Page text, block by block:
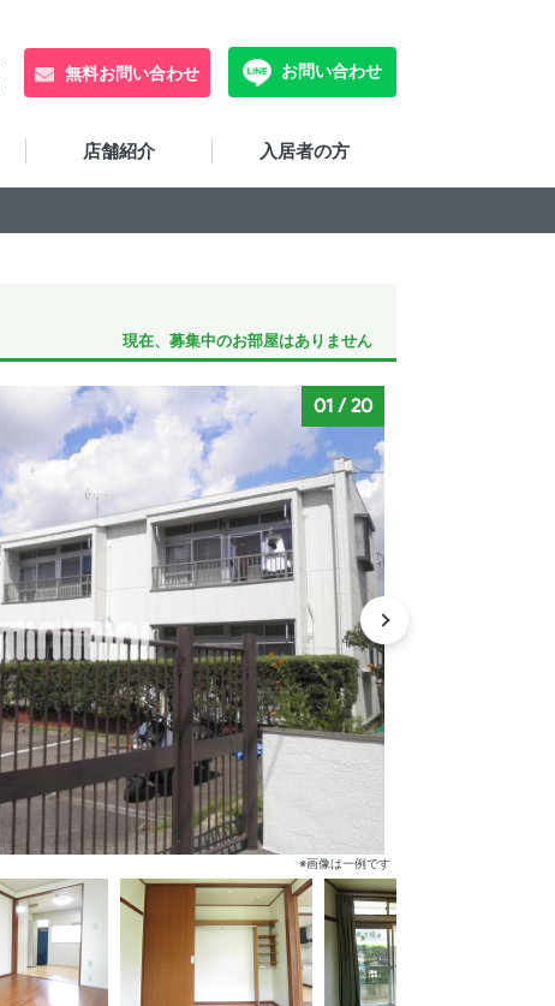
無料お問い合わせ お問い合わせ
店舗紹介 入居者の方
現在、募集中のお部屋はありません
01 /20
※画像は一例です